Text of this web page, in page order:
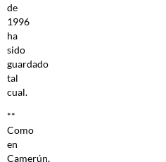
de
1996
ha
sido
guardado
tal
cual.
**
Como
en
Camerún,